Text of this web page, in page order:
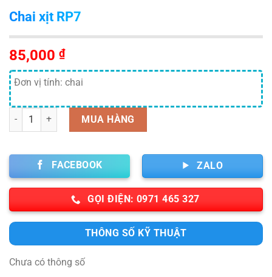
Chai xịt RP7
85,000 ₫
Đơn vị tính: chai
Số lượng MUA HÀNG
FACEBOOK ZALO
GỌI ĐIỆN: 0971 465 327
THÔNG SỐ KỸ THUẬT
Chưa có thông số